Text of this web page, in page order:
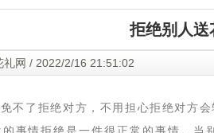
拒绝别人送
/ 2022/2/16 21:51:02
不了拒绝对方，不用担心拒绝对方